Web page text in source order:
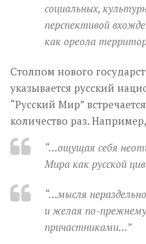
социальных,
перспективой
как ореола
Столпом нового
указывается русский
“Русский Мир”
количество раз.
“…ощущая себя
Мира как русской
“…мысля
и желая по-
причастниками…”